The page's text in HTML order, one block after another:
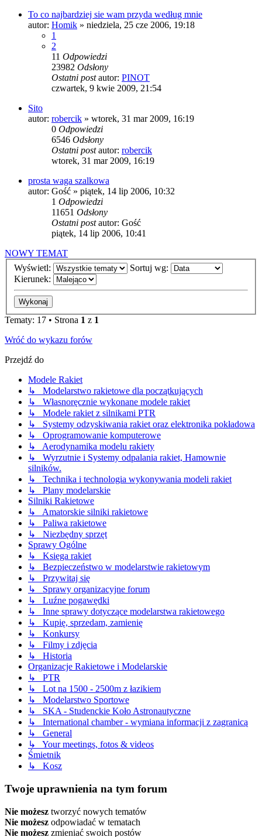
To co najbardziej sie wam przyda według mnie
autor: Homik » niedziela, 25 cze 2006, 19:18
1
2
11 Odpowiedzi
23982 Odsłony
Ostatni postautor: PINOT
czwartek, 9 kwie 2009, 21:54
Sito
autor: robercik » wtorek, 31 mar 2009, 16:19
0 Odpowiedzi
6546 Odsłony
Ostatni postautor: robercik
wtorek, 31 mar 2009, 16:19
prosta waga szalkowa
autor: Gość » piątek, 14 lip 2006, 10:32
1 Odpowiedzi
11651 Odsłony
Ostatni postautor: Gość
piątek, 14 lip 2006, 10:41
NOWY TEMAT
Wyświetl:
Sortuj wg:
Kierunek:
Tematy: 17 • Strona 1 z 1
Wróć do wykazu forów
Przejdź do
Modele Rakiet
↳ Modelarstwo rakietowe dla początkujących
↳ Własnoręcznie wykonane modele rakiet
↳ Modele rakiet z silnikami PTR
↳ Systemy odzyskiwania rakiet oraz elektronika pokładowa
↳ Oprogramowanie komputerowe
↳ Aerodynamika modelu rakiety
↳ Wyrzutnie i Systemy odpalania rakiet, Hamownie
silników.
↳ Technika i technologia wykonywania modeli rakiet
↳ Plany modelarskie
Silniki Rakietowe
↳ Amatorskie silniki rakietowe
↳ Paliwa rakietowe
↳ Niezbędny sprzęt
Sprawy Ogólne
↳ Księga rakiet
↳ Bezpieczeństwo w modelarstwie rakietowym
↳ Przywitaj się
↳ Sprawy organizacyjne forum
↳ Luźne pogawędki
↳ Inne sprawy dotyczące modelarstwa rakietowego
↳ Kupię, sprzedam, zamienię
↳ Konkursy
↳ Filmy i zdjęcia
↳ Historia
Organizacje Rakietowe i Modelarskie
↳ PTR
↳ Lot na 1500 - 2500m z łazikiem
↳ Modelarstwo Sportowe
↳ SKA - Studenckie Koło Astronautyczne
↳ International chamber - wymiana informacji z zagranicą
↳ General
↳ Your meetings, fotos & videos
Śmietnik
↳ Kosz
Twoje uprawnienia na tym forum
Nie możesz tworzyć nowych tematów
Nie możesz odpowiadać w tematach
Nie możesz zmieniać swoich postów